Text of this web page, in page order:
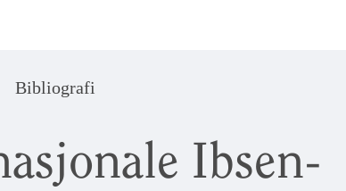
Bibliografi
Ibsen-